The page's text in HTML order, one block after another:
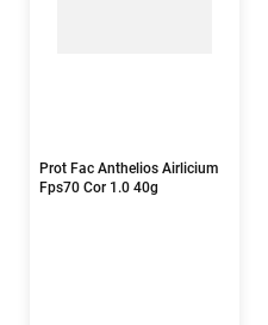
Prot Fac Anthelios Airlicium
Fps70 Cor 1.0 40g